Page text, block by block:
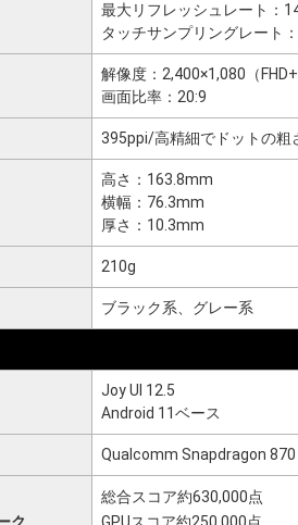
最大リフレッシュレート：
タッチサンプリングレート
解像度：2,400×1,080（FHD+
画面比率：20:9
395ppi/高精細でドットの粗
高さ：163.8mm
横幅：76.3mm
厚さ：10.3mm
210g
ブラック系、グレー系
Joy UI 12.5
Android 11ベース
Qualcomm Snapdragon 870
総合スコア約630,000点